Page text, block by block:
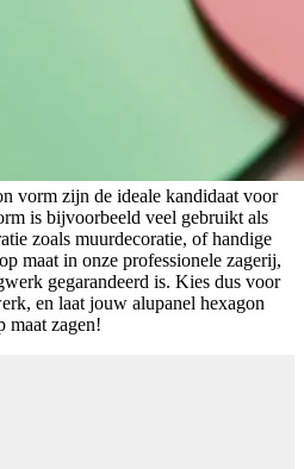
vorm zijn de ideale kandidaat voor
is bijvoorbeeld veel gebruikt als
zoals muurdecoratie, of handige
maat in onze professionele zagerij,
gegarandeerd is. Kies dus voor
en laat jouw alupanel hexagon
maat zagen!